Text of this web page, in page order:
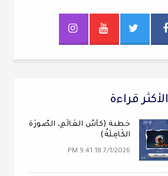
الأكثر قراءة
خطبة (كَأسُ العَالَمِ، الصُّورَةُ
الكَامِلَةُ)
7/1/2026 9:41:18 PM